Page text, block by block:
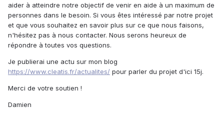
aider à atteindre notre objectif de venir en aide à un maximum de
personnes dans le besoin. Si vous êtes intéressé par notre projet
et que vous souhaitez en savoir plus sur ce que nous faisons,
n'hésitez pas à nous contacter. Nous serons heureux de
répondre à toutes vos questions.
Je publierai une actu sur mon blog
https://www.cleatis.fr/actualites/ pour parler du projet d'ici 15j.
Merci de votre soutien !
Damien